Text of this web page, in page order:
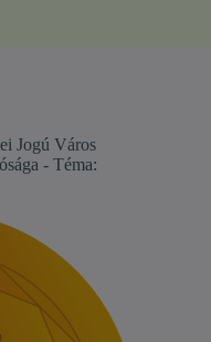
Jogú Város
- Téma: